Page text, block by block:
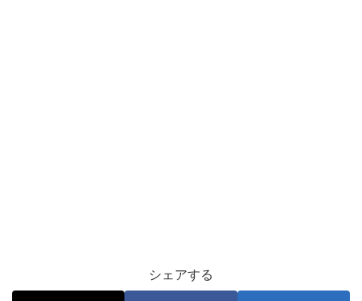
シェアする